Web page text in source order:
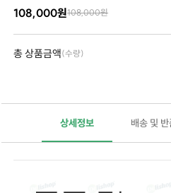
108,000원108,000원
총 상품금액(수량)
상세정보 배송 및